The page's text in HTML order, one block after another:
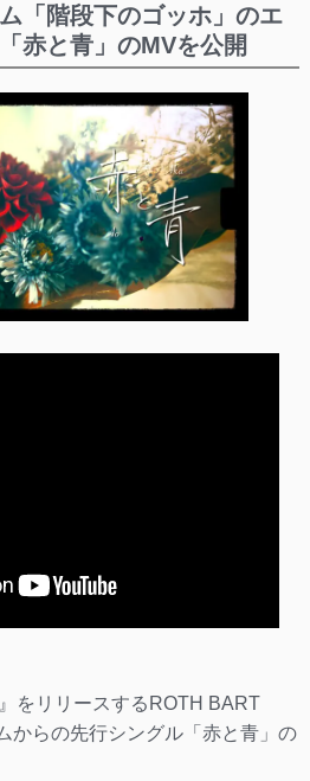
「階段下のゴッホ」のエ
赤と青」のMVを公開
をリリースするROTH BART
からの先行シングル「赤と青」の